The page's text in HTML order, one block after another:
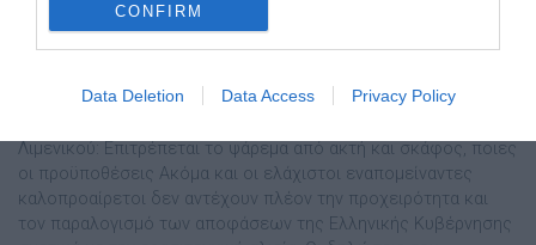
CONFIRM
Data Deletion Data Access Privacy Policy
Θα επιτρέπεται το ψάρεμα… αλλά θα
Λιμενικού: Επιτρέπεται το ψάρεμα από ακτή και σκάφος, ποιες
οι προϋποθέσεις Ακόμα και οι ελάχιστοι εναπομείναντες
καλοπροαίρετοι δεν αντέχουν πλέον την προχειρότητα και
τον παραλογισμό των αποφάσεων της Ελληνικής Κυβέρνησης